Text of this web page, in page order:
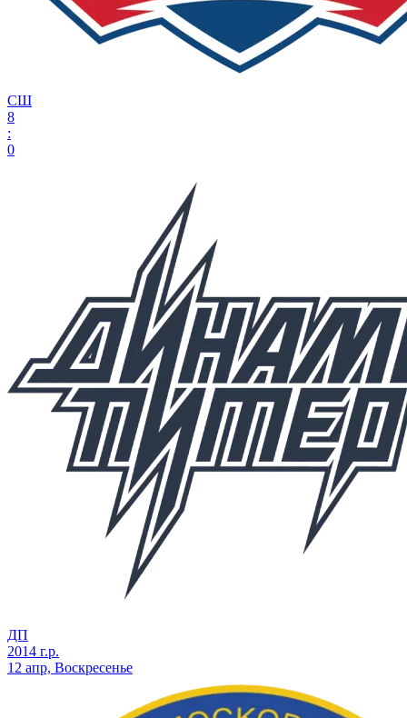
СШ
8
:
0
ДП
2014 г.р.
12 апр, Воскресенье